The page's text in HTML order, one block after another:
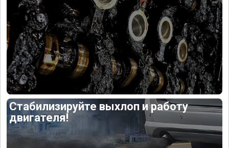
Стабилизируйте выхлоп и работу
двигателя!